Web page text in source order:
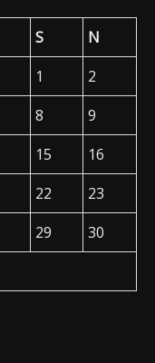
S
N
1
2
8
9
15
16
22
23
29
30